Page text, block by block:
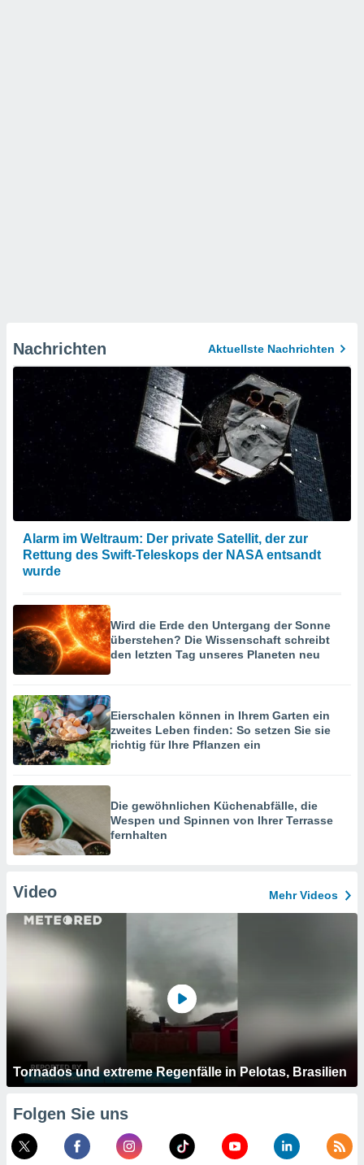
Nachrichten Aktuellste Nachrichten
Alarm im Weltraum: Der private Satellit, der zur
Rettung des Swift-Teleskops der NASA entsandt
wurde
Wird die Erde den Untergang der Sonne
überstehen? Die Wissenschaft schreibt
den letzten Tag unseres Planeten neu
Eierschalen können in Ihrem Garten ein
zweites Leben finden: So setzen Sie sie
richtig für Ihre Pflanzen ein
Die gewöhnlichen Küchenabfälle, die
Wespen und Spinnen von Ihrer Terrasse
fernhalten
Video Mehr Videos
Tornados und extreme Regenfälle in Pelotas, Brasilien
Folgen Sie uns